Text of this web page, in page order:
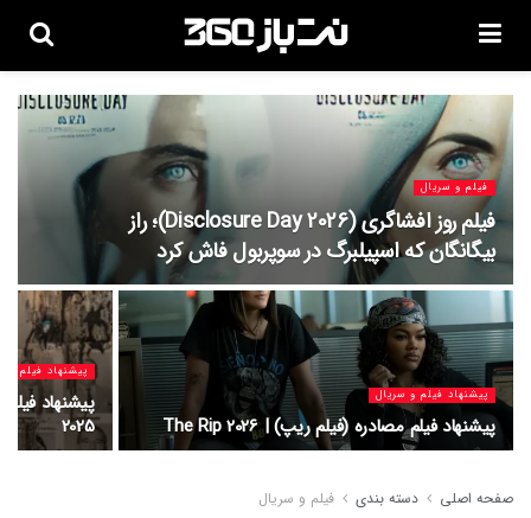
فیلم و سریال
فیلم روز افشاگری (Disclosure Day 2026)؛ راز
بیگانگان که اسپیلبرگ در سوپربول فاش کرد
پیشنهاد فیلم و سریال
پیشنهاد فیلم مصادره (فیلم ریپ) | The Rip 2026
پیشنهاد فیلم و
2025
صفحه اصلی دسته بندی فیلم و سریال